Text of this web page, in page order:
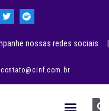
contato@cinf.com.br
nossas redes sociais |